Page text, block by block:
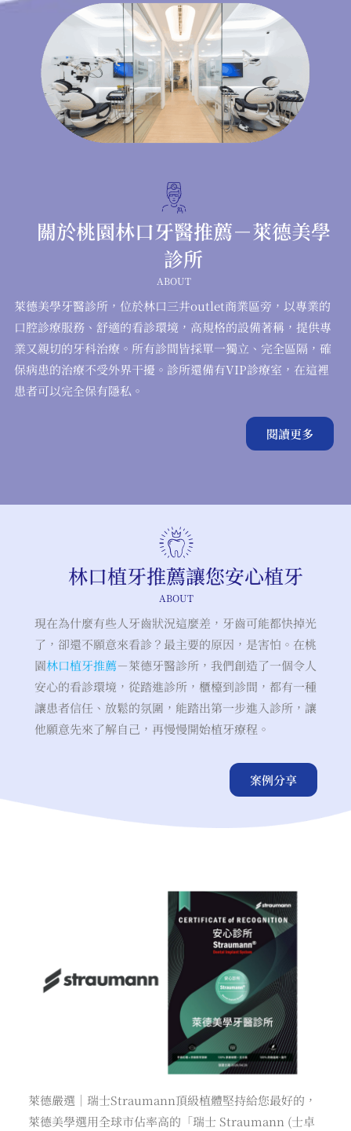
關於桃園林口牙醫推薦－萊德美學
診所
ABOUT
萊德美學牙醫診所，位於林口三井outlet商業區旁，以專業的
口腔診療服務、舒適的看診環境，高規格的設備著稱，提供專
業又親切的牙科治療。所有診間皆採單一獨立、完全區隔，確
保病患的治療不受外界干擾。診所還備有VIP診療室，在這裡
患者可以完全保有隱私。
閱讀更多
林口植牙推薦讓您安心植牙
ABOUT
現在為什麼有些人牙齒狀況這麼差，牙齒可能都快掉光
了，卻還不願意來看診？最主要的原因，是害怕。在桃
園林口植牙推薦－萊德牙醫診所，我們創造了一個令人
安心的看診環境，從踏進診所，櫃檯到診間，都有一種
讓患者信任、放鬆的氛圍，能踏出第一步進入診所，讓
他願意先來了解自己，再慢慢開始植牙療程。
案例分享
萊德嚴選｜瑞士Straumann頂級植體堅持給您最好的，
萊德美學選用全球市佔率高的「瑞士 Straumann (士卓